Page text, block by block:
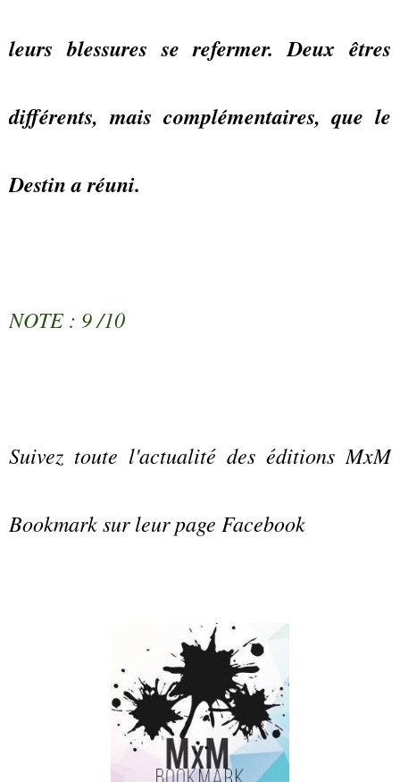
leurs blessures se refermer. Deux êtres
différents, mais complémentaires, que le
Destin a réuni.
NOTE : 9 /10
Suivez toute l'actualité des éditions MxM
Bookmark sur leur page Facebook